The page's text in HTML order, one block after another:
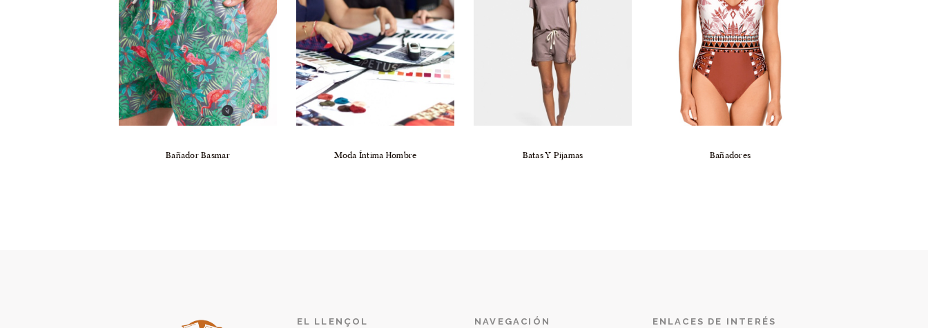
Bañador Basmar Moda Íntima Hombre Batas Y Pijamas Bañadores
EL LLENÇOL NAVEGACIÓN ENLACES DE INTERÉS